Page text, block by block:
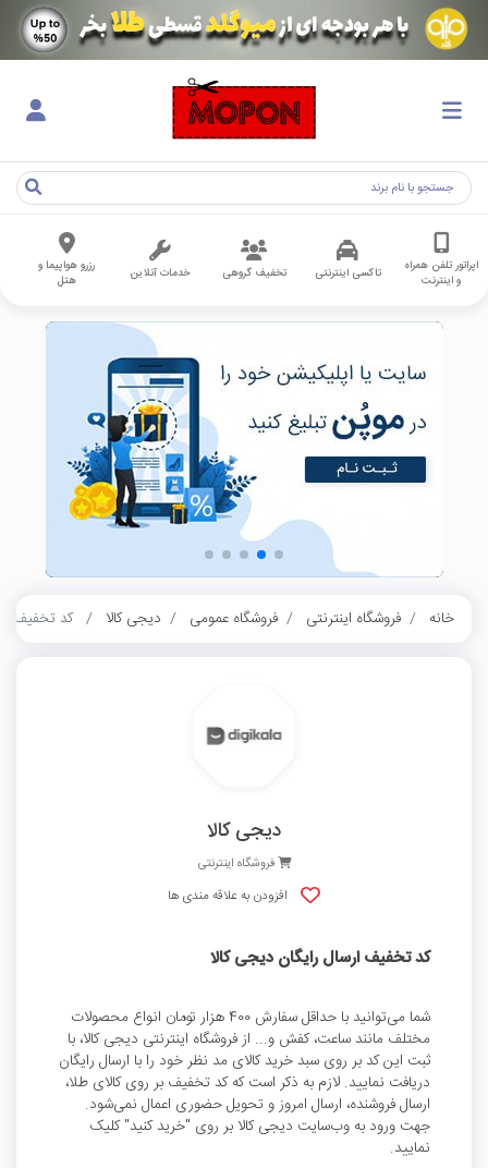
اپراتور تلفن همراه
و اینترنت
تاکسی اینترنتی تخفیف گروهی خدمات آنلاین
رزرو هواپیما و
هتل
خانه فروشگاه اینترنتی فروشگاه عمومی دیجی کالا کد تخفیف
دیجی کالا
فروشگاه اینترنتی
افزودن به علاقه مندی ها
کد تخفیف ارسال رایگان دیجی کالا
شما می‌توانید با حداقل سفارش 400 هزار تومان انواع محصولات
مختلف مانند ساعت، کفش و... از فروشگاه اینترنتی دیجی کالا، با
ثبت این کد بر روی سبد خرید کالای مد نظر خود را با ارسال رایگان
دریافت نمایید. لازم به ذکر است که کد تخفیف بر روی کالای طلا،
ارسال فروشنده، ارسال امروز و تحویل حضوری اعمال نمی‌شود.
جهت ورود به وب‌سایت دیجی کالا بر روی "خرید کنید" کلیک
نمایید.